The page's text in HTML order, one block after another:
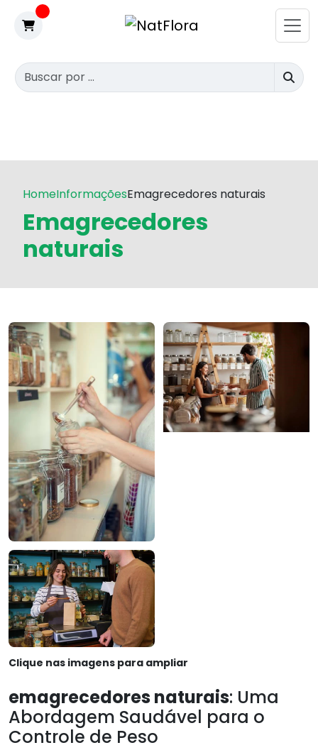
HomeInformaçõesEmagrecedores naturais
Emagrecedores
naturais
Clique nas imagens para ampliar
emagrecedores naturais: Uma
Abordagem Saudável para o
Controle de Peso